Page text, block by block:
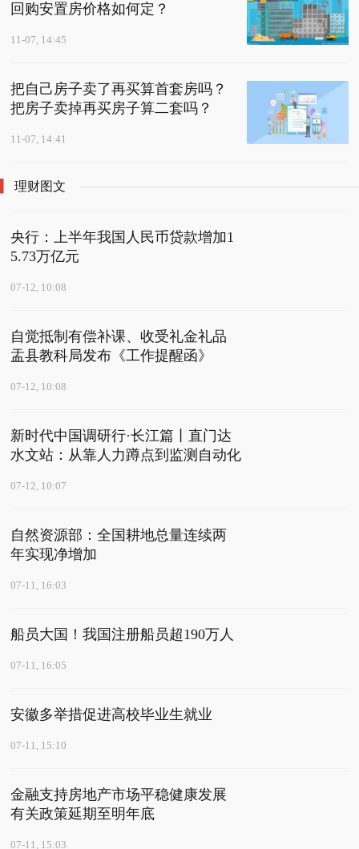
回购安置房价格如何定？
11-07, 14:45
把自己房子卖了再买算首套房吗？
把房子卖掉再买房子算二套吗？
11-07, 14:41
理财图文
央行：上半年我国人民币贷款增加1
5.73万亿元
07-12, 10:08
自觉抵制有偿补课、收受礼金礼品
盂县教科局发布《工作提醒函》
07-12, 10:08
新时代中国调研行·长江篇丨直门达
水文站：从靠人力蹲点到监测自动化
07-12, 10:07
自然资源部：全国耕地总量连续两
年实现净增加
07-11, 16:03
船员大国！我国注册船员超190万人
07-11, 16:05
安徽多举措促进高校毕业生就业
07-11, 15:10
金融支持房地产市场平稳健康发展
有关政策延期至明年底
07-11, 15:03